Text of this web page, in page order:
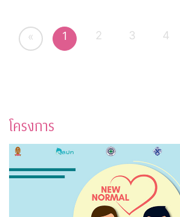
« 1 2 3 4
โครงการ